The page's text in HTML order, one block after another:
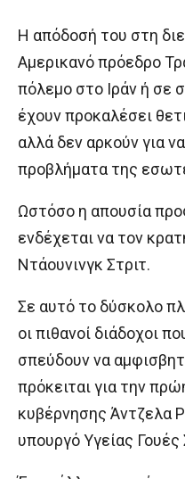
Η απόδοσή του στη
Αμερικανό πρόεδρο
πόλεμο στο Ιράν ή σε
έχουν προκαλέσει
αλλά δεν αρκούν για
προβλήματα της
Ωστόσο η απουσία
ενδέχεται να τον
Ντάουνινγκ Στριτ.
Σε αυτό το δύσκολο
οι πιθανοί διάδοχοι
σπεύδουν να
πρόκειται για την
κυβέρνησης Άντζελα
υπουργό Υγείας Γουές